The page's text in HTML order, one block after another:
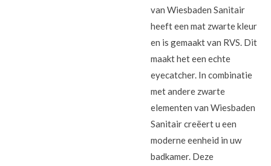
van Wiesbaden Sanitair
heeft een mat zwarte kleur
en is gemaakt van RVS. Dit
maakt het een echte
eyecatcher. In combinatie
met andere zwarte
elementen van Wiesbaden
Sanitair creëert u een
moderne eenheid in uw
badkamer. Deze